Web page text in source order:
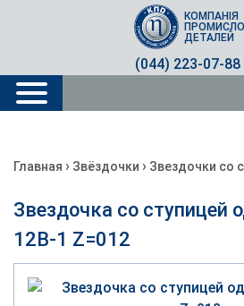
(044) 223-07-88
КОМПАНІЯ
ДЕТАЛЕЙ
Главная › Звёздочки › Звездочки со
Звездочка со ступицей
12B-1 Z=012